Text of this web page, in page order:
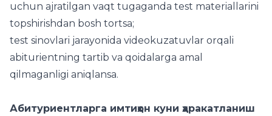
uchun ajratilgan vaqt tugaganda test materiallarini
topshirishdan bosh tortsa;
test sinovlari jarayonida videokuzatuvlar orqali
abiturientning tartib va qoidalarga amal
qilmaganligi aniqlansa.
Абитуриентларга имтиҳон куни ҳаракатланиш